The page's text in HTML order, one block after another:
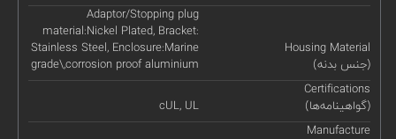
Housing Material
(جنس بدنه)
Adaptor/Stopping plug
material:Nickel Plated, Bracket:
Stainless Steel, Enclosure:Marine
grade\,corrosion proof aluminium
Certifications
(گواهینامه‌ها)
cUL, UL
Manufacture